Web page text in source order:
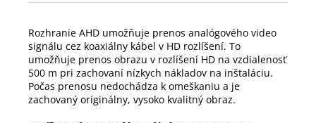
Rozhranie AHD umožňuje prenos analógového video
signálu cez koaxiálny kábel v HD rozlíšení. To
umožňuje prenos obrazu v rozlíšení HD na vzdialenosť
500 m pri zachovaní nízkych nákladov na inštaláciu.
Počas prenosu nedochádza k omeškaniu a je
zachovaný originálny, vysoko kvalitný obraz.